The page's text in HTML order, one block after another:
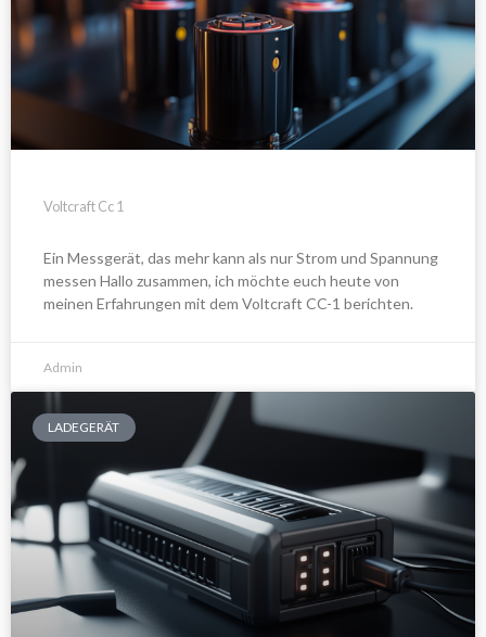
Voltcraft Cc 1
Ein Messgerät, das mehr kann als nur Strom und Spannung
messen Hallo zusammen, ich möchte euch heute von
meinen Erfahrungen mit dem Voltcraft CC-1 berichten.
Admin
LADEGERÄT